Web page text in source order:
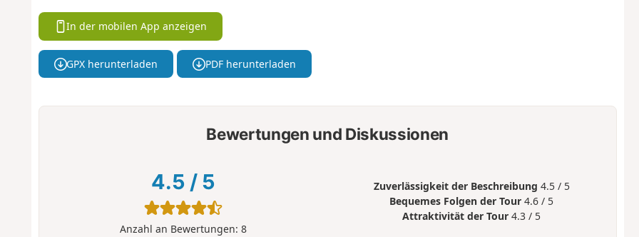
In der mobilen App anzeigen
GPX herunterladen PDF herunterladen
Bewertungen und Diskussionen
4.5 / 5
Anzahl an Bewertungen: 8
Zuverlässigkeit der Beschreibung 4.5 / 5
Bequemes Folgen der Tour 4.6 / 5
Attraktivität der Tour 4.3 / 5